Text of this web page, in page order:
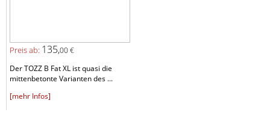
Preis ab: 135,00 €
Der TOZZ B Fat XL ist quasi die
mittenbetonte Varianten des ...
[mehr Infos]